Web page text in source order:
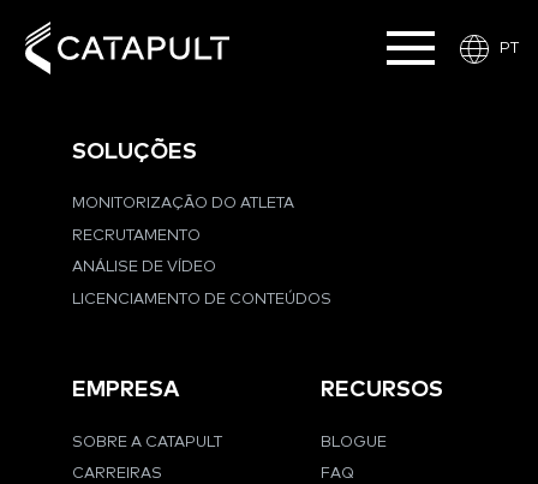
PT
SOLUÇÕES
MONITORIZAÇÃO DO ATLETA
RECRUTAMENTO
ANÁLISE DE VÍDEO
LICENCIAMENTO DE CONTEÚDOS
EMPRESA
SOBRE A CATAPULT
CARREIRAS
RECURSOS
BLOGUE
FAQ